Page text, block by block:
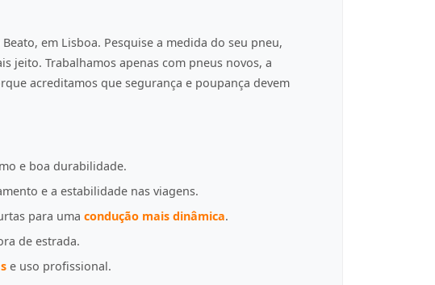
em Lisboa. Pesquise a medida do seu pneu,
jeito. Trabalhamos apenas com pneus novos, a
acreditamos que segurança e poupança devem
e boa durabilidade.
e a estabilidade nas viagens.
para uma condução mais dinâmica.
de estrada.
e uso profissional.